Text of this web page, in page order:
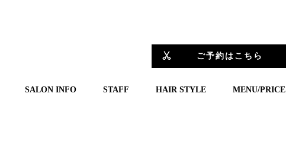
ご予約はこちら
SALON INFO STAFF HAIR STYLE MENU/PRICE